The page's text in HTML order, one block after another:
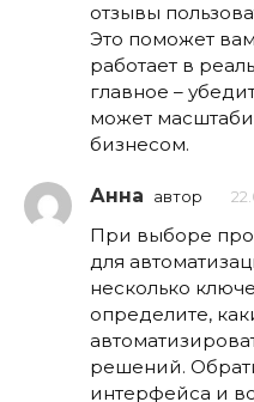
отзывы
Это поможет
работает в
главное –
может
бизнесом.
Анна автор
При выборе
для
несколько
определите,
решений.
интерфейса и